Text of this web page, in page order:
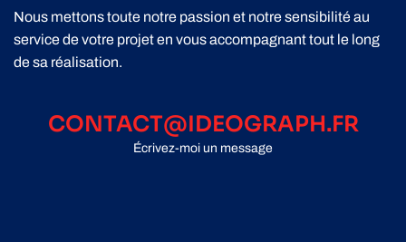
Nous mettons toute notre passion et notre sensibilité au
service de votre projet en vous accompagnant tout le long
de sa réalisation.
CONTACT@IDEOGRAPH.FR
Écrivez-moi un message